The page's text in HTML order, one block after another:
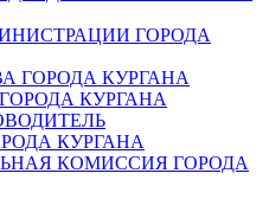
ГОРОДА
ГОРОДА КУРГАНА
КУРГАНА
КУРГАНА
КОМИССИЯ ГОРОДА